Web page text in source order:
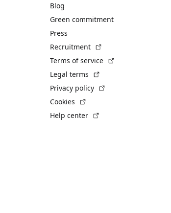
Blog
Green commitment
Press
Recruitment
Terms of service
Legal terms
Privacy policy
Cookies
Help center